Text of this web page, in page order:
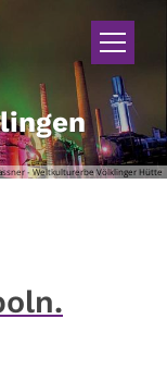
- Weltkulturerbe Völklinger Hütte